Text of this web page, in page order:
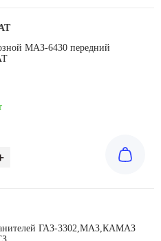
МАЗ-6430 передний
ГАЗ-3302,МАЗ,КАМАЗ